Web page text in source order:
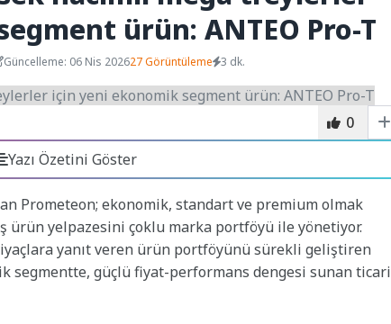
ürün: ANTEO Pro-T
Güncelleme: 06 Nis 202627 Görüntüleme 3 dk.
0
Yazı Özetini Göster
Prometeon; ekonomik, standart ve premium olmak
ürün yelpazesini çoklu marka portföyü ile yönetiyor.
yanıt veren ürün portföyünü sürekli geliştiren
segmentte, güçlü fiyat-performans dengesi sunan ticari